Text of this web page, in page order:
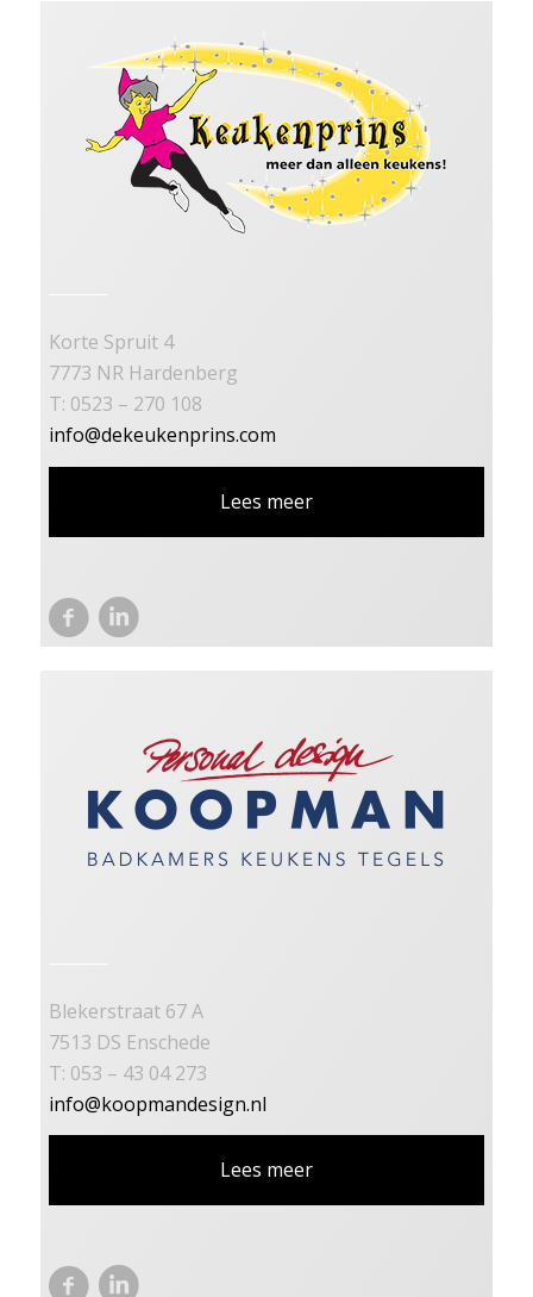
Korte Spruit 4
7773 NR Hardenberg
T: 0523 – 270 108
info@dekeukenprins.com
Lees meer
Blekerstraat 67 A
7513 DS Enschede
T: 053 – 43 04 273
info@koopmandesign.nl
Lees meer